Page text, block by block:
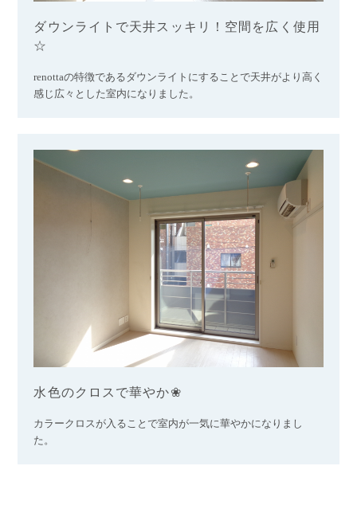
ダウンライトで天井スッキリ！空間を広く使用
☆
renottaの特徴であるダウンライトにすることで天井がより高く
感じ広々とした室内になりました。
水色のクロスで華やか❀
カラークロスが入ることで室内が一気に華やかになりまし
た。